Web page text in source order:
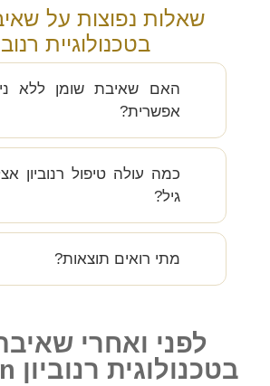
שאלות נפוצות על
בטכנולוגיית
האם שאיבת שומן ללא
אפשרית?
כמה עולה טיפול רנוביון
גיל?
מתי רואים תוצאות?
לפני ואחרי
בטכנולוגית רנוביון Renuvion